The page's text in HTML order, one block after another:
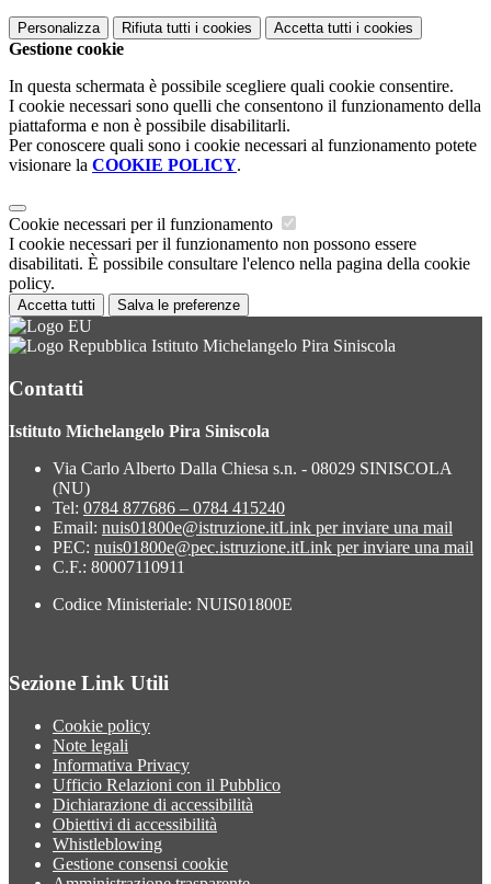
Personalizza Rifiuta tutti i cookies Accetta tutti i cookies
Gestione cookie
In questa schermata è possibile scegliere quali cookie consentire.
I cookie necessari sono quelli che consentono il funzionamento della
piattaforma e non è possibile disabilitarli.
Per conoscere quali sono i cookie necessari al funzionamento potete
visionare la COOKIE POLICY.
Cookie necessari per il funzionamento
I cookie necessari per il funzionamento non possono essere
disabilitati. È possibile consultare l'elenco nella pagina della cookie
policy.
Accetta tutti Salva le preferenze
Istituto Michelangelo Pira Siniscola
Contatti
Istituto Michelangelo Pira Siniscola
Via Carlo Alberto Dalla Chiesa s.n. - 08029 SINISCOLA
(NU)
Tel: 0784 877686 – 0784 415240
Email: nuis01800e@istruzione.itLink per inviare una mail
PEC: nuis01800e@pec.istruzione.itLink per inviare una mail
C.F.: 80007110911
Codice Ministeriale: NUIS01800E
Sezione Link Utili
Cookie policy
Note legali
Informativa Privacy
Ufficio Relazioni con il Pubblico
Dichiarazione di accessibilità
Obiettivi di accessibilità
Whistleblowing
Gestione consensi cookie